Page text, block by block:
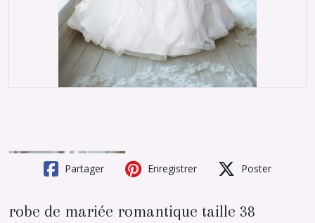
Partager Enregistrer Poster
robe de mariée romantique taille 38